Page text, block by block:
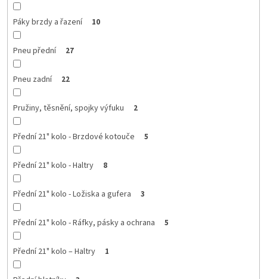
Páky brzdy a řazení 10
Pneu přední 27
Pneu zadní 22
Pružiny, těsnění, spojky výfuku 2
Přední 21" kolo - Brzdové kotouče 5
Přední 21" kolo - Haltry 8
Přední 21" kolo - Ložiska a gufera 3
Přední 21" kolo - Ráfky, pásky a ochrana 5
Přední 21" kolo – Haltry 1